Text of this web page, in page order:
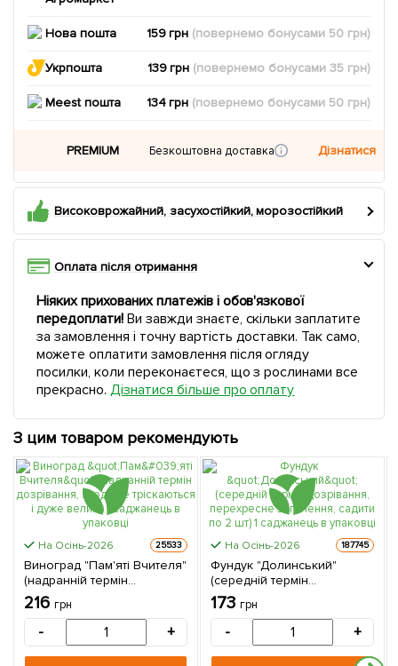
Нова пошта 159 грн (повернемо бонусами 50 грн)
Укрпошта 139 грн (повернемо бонусами35 грн)
Meest пошта 134 грн (повернемо бонусами 50 грн)
PREMIUM Безкоштовна доставка Дізнатися
Високоврожайний, засухостійкий, морозостійкий
Оплата після отримання
Ніяких прихованих платежів і обов'язкової
передоплати!Ви завжди знаєте, скільки заплатите
за замовлення і точну вартість доставки. Так само,
можете оплатити замовлення після огляду
посилки, коли переконаєтеся, що з рослинами все
прекрасно. Дізнатися більше про оплату
З цим товаром рекомендують
На Осінь-2026 25533
Виноград "Пам'яті Вчителя"
(надранній термін
дозрівання, ягоди не
тріскаються і дуже великі) 1
саджанець в упаковці
216 грн
- +
На Осінь-2026 187745
Фундук "Долинський"
(середній термін
дозрівання, перехресне
запилення, садити по 2 шт)
1 саджанець в упаковці
173 грн
- +